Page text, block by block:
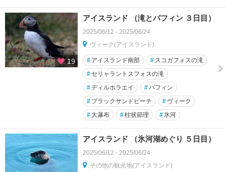
19
アイスランド （滝とパフィン ３日目）
2025/06/12 - 2025/06/24
ヴィーク(アイスランド)
# アイスランド南部 # スコガフォスの滝
#セリャラントスフォスの滝
#ディルホラエイ #パフィン
# ブラックサンドビーチ # ヴィーク
# 大瀑布 #柱状節理 #氷河
アイスランド （氷河湖めぐり ５日目）
2025/06/12 - 2025/06/24
その他の観光地(アイスランド)